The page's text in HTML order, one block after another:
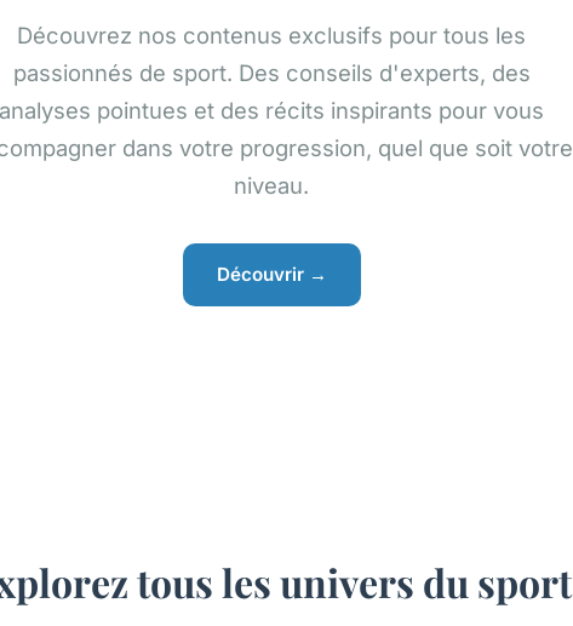
Découvrez nos contenus exclusifs pour tous les
passionnés de sport. Des conseils d'experts, des
analyses pointues et des récits inspirants pour vous
dans votre progression, quel que soit votre
niveau.
Découvrir →
tous les univers du sport